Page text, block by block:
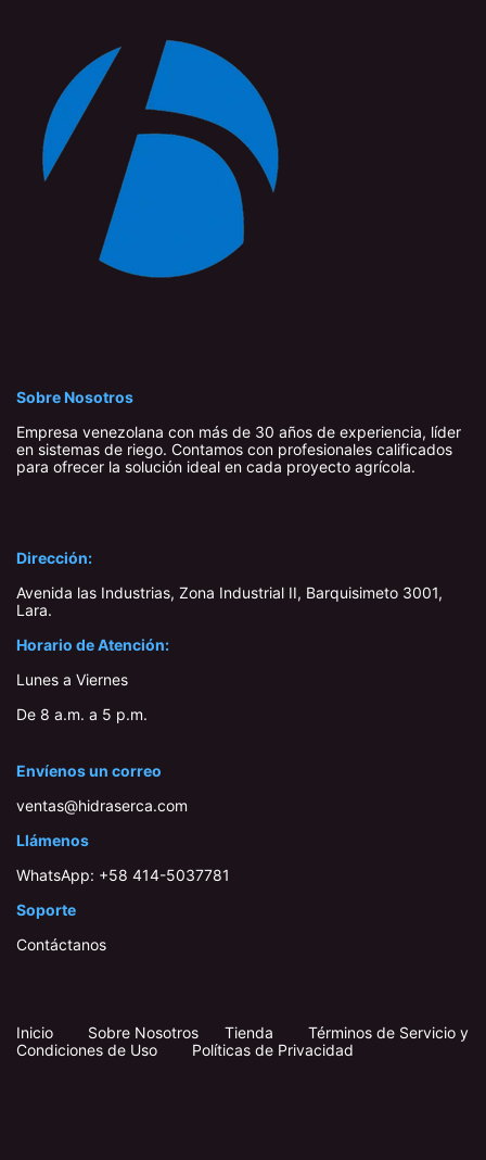
Sobre Nosotros
Empresa venezolana con más de 30 años de experiencia, líder
en sistemas de riego. Contamos con profesionales calificados
para ofrecer la solución ideal en cada proyecto agrícola.
Dirección:
Avenida las Industrias, Zona Industrial II, Barquisimeto 3001,
Lara​.
Horario de Atención:
Lunes a Viernes
De 8 a.m. a 5 p.m.
Envíenos un correo
ventas@hidraserca.com
Llámenos
WhatsApp: +58 414-503778​1
Soporte
Contáctanos
Inicio Sobre Nosotros Tienda
Términos de Servicio y
Condiciones de Uso
Políticas de Privacidad